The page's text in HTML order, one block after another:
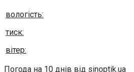
вологість:
тиск:
вітер:
Погода на 10 днів від sinoptik.ua